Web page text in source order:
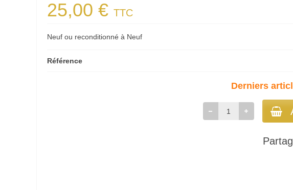
25,00 €TTC
Neuf ou reconditionné à Neuf
Référence
Derniers